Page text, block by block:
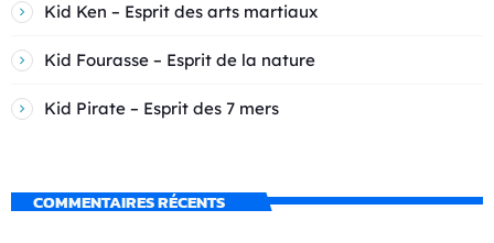
Kid Ken – Esprit des arts martiaux
Kid Fourasse – Esprit de la nature
Kid Pirate – Esprit des 7 mers
COMMENTAIRES RÉCENTS